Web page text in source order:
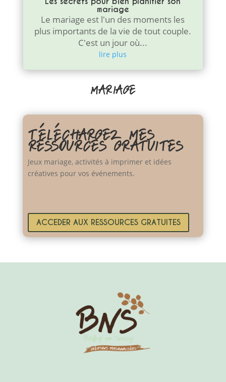
mariage
Le mariage est l'un des moments les
plus importants de la vie de tout couple.
C'est un jour où...
lire plus
MARIAGE
TÉLÉCHARGEZ MES
RESSOURCES GRATUITES
Jeux mariage, activités à imprimer et idées
créatives pour vos événements.
ACCEDER AUX RESSOURCES GRATUITES